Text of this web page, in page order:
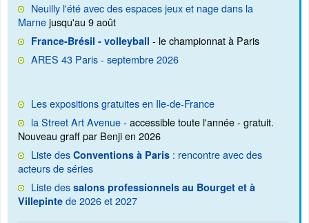
Neuilly l'été avec des espaces jeux et nage dans la
Marnejusqu'au 9 août
France-Brésil - volleyball - le championnat à Paris
ARES 43 Paris - septembre 2026
Les expositions gratuites en Ile-de-France
la Street Art Avenue- accessible toute l'année - gratuit.
Nouveau graff par Benji en 2026
Liste des Conventions à Paris : rencontre avec des
acteurs de séries
Liste des salons professionnels au Bourget et à
Villepinte de 2026 et 2027